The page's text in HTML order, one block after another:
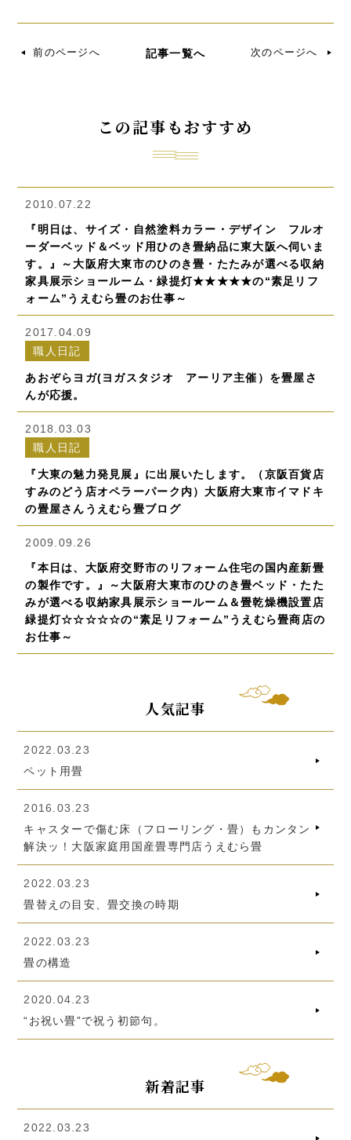
前のページへ 記事一覧へ 次のページへ
この記事もおすすめ
2010.07.22
『明日は、サイズ・自然塗料カラー・デザイン フルオ
ーダーベッド＆ベッド用ひのき畳納品に東大阪へ伺いま
す。』～大阪府大東市のひのき畳・たたみが選べる収納
家具展示ショールーム・緑提灯★★★★★の“素足リフ
ォーム”うえむら畳のお仕事～
2017.04.09
職人日記
あおぞらヨガ(ヨガスタジオ アーリア主催）を畳屋さ
んが応援。
2018.03.03
職人日記
『大東の魅力発見展』に出展いたします。（京阪百貨店
すみのどう店オペラーパーク内）大阪府大東市イマドキ
の畳屋さんうえむら畳ブログ
2009.09.26
『本日は、大阪府交野市のリフォーム住宅の国内産新畳
の製作です。』～大阪府大東市のひのき畳ベッド・たた
みが選べる収納家具展示ショールーム＆畳乾燥機設置店
緑提灯☆☆☆☆☆の“素足リフォーム”うえむら畳商店の
お仕事～
人気記事
2022.03.23
ペット用畳
2016.03.23
キャスターで傷む床（フローリング・畳）もカンタン
解決ッ！大阪家庭用国産畳専門店うえむら畳
2022.03.23
畳替えの目安、畳交換の時期
2022.03.23
畳の構造
2020.04.23
“お祝い畳”で祝う初節句。
新着記事
2022.03.23